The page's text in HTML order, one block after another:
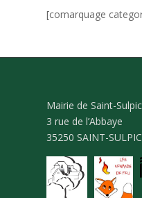
[comarquage
Mairie de Saint-
3 rue de l’Abbaye
35250 SAINT-